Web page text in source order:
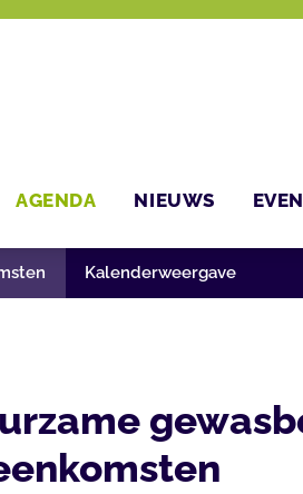
AGENDA NIEUWS
Kalenderweergave